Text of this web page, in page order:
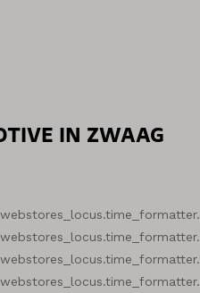
IN ZWAAG